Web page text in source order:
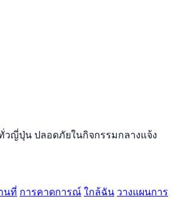
ญี่ปุ่น ปลอดภัยในกิจกรรมกลางแจ้ง
นที่ การคาดการณ์ใกล้ฉัน วางแผนการ